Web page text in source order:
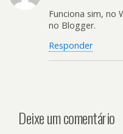
Funciona sim, no
no Blogger.
Responder
Deixe um comentário